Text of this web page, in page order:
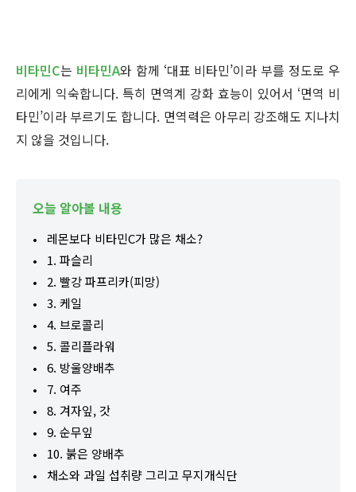
비타민C는 비타민A와 함께 ‘대표 비타민’이라 부를 정도로 우
리에게 익숙합니다. 특히 면역계 강화 효능이 있어서 ‘면역 비
타민’이라 부르기도 합니다. 면역력은 아무리 강조해도 지나치
지 않을 것입니다.
오늘 알아볼 내용
레몬보다 비타민C가 많은 채소?
1. 파슬리
2. 빨강 파프리카(피망)
3. 케일
4. 브로콜리
5. 콜리플라워
6. 방울양배추
7. 여주
8. 겨자잎, 갓
9. 순무잎
10. 붉은 양배추
채소와 과일 섭취량 그리고 무지개식단